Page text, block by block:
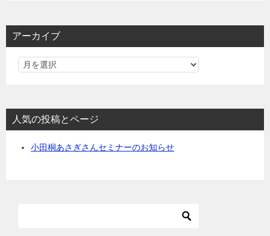
アーカイブ
人気の投稿とページ
小田桐あさぎさんセミナーのお知らせ